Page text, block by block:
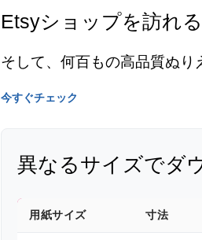
Etsyショップを訪れる
そして、何百もの高品質ぬり
今すぐチェック
異なるサイズでダ
用紙サイズ 寸法